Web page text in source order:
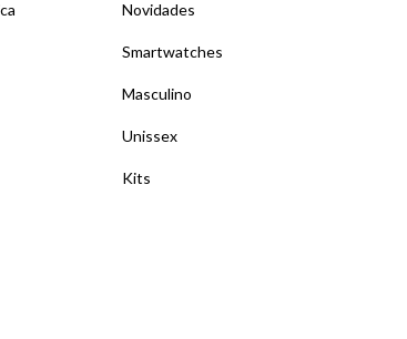
Novidades
Smartwatches
Masculino
Unissex
Kits